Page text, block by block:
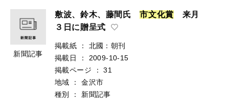
新聞記事
敷波、鈴木、藤間氏市文化賞 来月
３日に贈呈式
掲載紙 ：
北國：朝刊
掲載日
：
2009-10-15
掲載ページ
：
31
地域
：
金沢市
種別
： 新聞記事